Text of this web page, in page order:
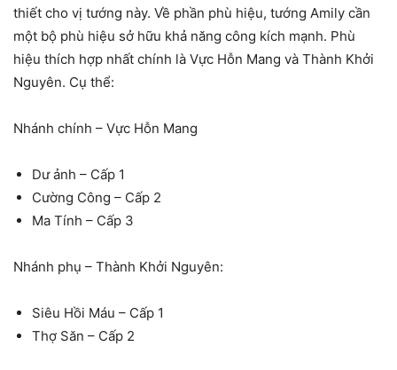
thiết cho vị tướng này. Về phần phù hiệu, tướng Amily cần
một bộ phù hiệu sở hữu khả năng công kích mạnh. Phù
hiệu thích hợp nhất chính là Vực Hỗn Mang và Thành Khởi
Nguyên. Cụ thể:
Nhánh chính – Vực Hỗn Mang
Dư ảnh – Cấp 1
Cường Công – Cấp 2
Ma Tính – Cấp 3
Nhánh phụ – Thành Khởi Nguyên:
Siêu Hồi Máu – Cấp 1
Thợ Săn – Cấp 2